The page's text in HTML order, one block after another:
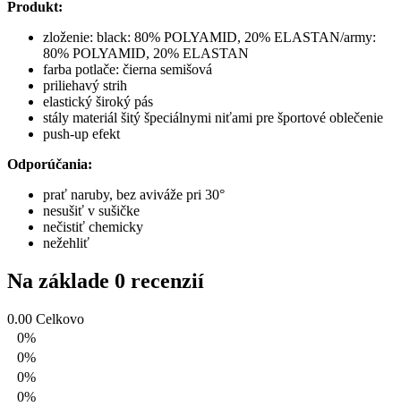
Produkt:
zloženie: black: 80% POLYAMID, 20% ELASTAN/army:
80% POLYAMID, 20% ELASTAN
farba potlače: čierna semišová
priliehavý strih
elastický široký pás
stály materiál šitý špeciálnymi niťami pre športové oblečenie
push-up efekt
Odporúčania:
prať naruby, bez aviváže pri 30°
nesušiť v sušičke
nečistiť chemicky
nežehliť
Na základe 0 recenzií
0.00 Celkovo
0%
0%
0%
0%